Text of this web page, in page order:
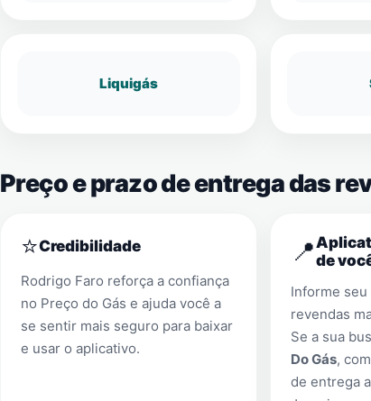
Liquigás
Preço e prazo de entrega das
⭐Credibilidade
Rodrigo Faro reforça a confiança
no Preço do Gás e ajuda você a
se sentir mais seguro para baixar
e usar o aplicativo.
📍de
Informe
revendas
Se a sua
Do Gás,
de entrega